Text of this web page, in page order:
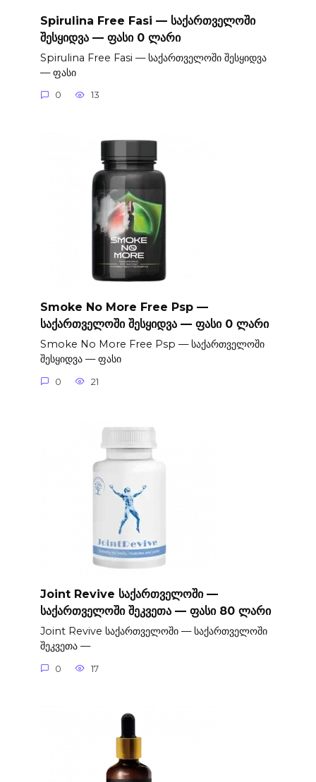
Spirulina Free Fasi — საქართველოში
შესყიდვა — ფასი 0 ლარი
Spirulina Free Fasi — საქართველოში შესყიდვა
— ფასი
0 13
Smoke No More Free Psp —
საქართველოში შესყიდვა — ფასი 0 ლარი
Smoke No More Free Psp — საქართველოში
შესყიდვა — ფასი
0 21
Joint Revive საქართველოში —
საქართველოში შეკვეთა — ფასი 80 ლარი
Joint Revive საქართველოში — საქართველოში
შეკვეთა —
0 17